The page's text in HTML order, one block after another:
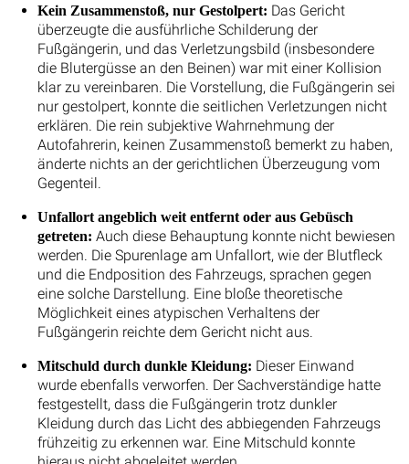
Kein Zusammenstoß, nur Gestolpert: Das Gericht
überzeugte die ausführliche Schilderung der
Fußgängerin, und das Verletzungsbild (insbesondere
die Blutergüsse an den Beinen) war mit einer Kollision
klar zu vereinbaren. Die Vorstellung, die Fußgängerin sei
nur gestolpert, konnte die seitlichen Verletzungen nicht
erklären. Die rein subjektive Wahrnehmung der
Autofahrerin, keinen Zusammenstoß bemerkt zu haben,
änderte nichts an der gerichtlichen Überzeugung vom
Gegenteil.
Unfallort angeblich weit entfernt oder aus Gebüsch
getreten: Auch diese Behauptung konnte nicht bewiesen
werden. Die Spurenlage am Unfallort, wie der Blutfleck
und die Endposition des Fahrzeugs, sprachen gegen
eine solche Darstellung. Eine bloße theoretische
Möglichkeit eines atypischen Verhaltens der
Fußgängerin reichte dem Gericht nicht aus.
Mitschuld durch dunkle Kleidung: Dieser Einwand
wurde ebenfalls verworfen. Der Sachverständige hatte
festgestellt, dass die Fußgängerin trotz dunkler
Kleidung durch das Licht des abbiegenden Fahrzeugs
frühzeitig zu erkennen war. Eine Mitschuld konnte